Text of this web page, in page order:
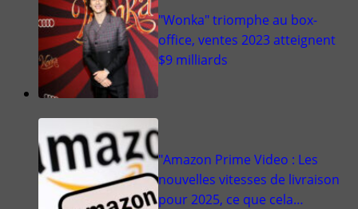
"Wonka" triomphe au box-
office, ventes 2023 atteignent
$9 milliards
"Amazon Prime Video : Les
nouvelles vitesses de livraison
pour 2025, ce que cela…